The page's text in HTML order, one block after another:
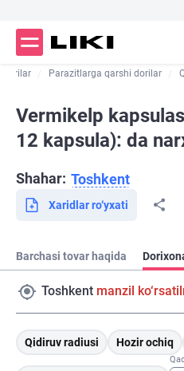
dorilar Parazitlarga qarshi dorilar
Vermikelp
12 kapsula): da
Shahar: Toshkent
Xaridlar ro‘yxati
Barchasi tovar haqida
Toshkent manzil
Qidiruv radiusi Hozir ochiq